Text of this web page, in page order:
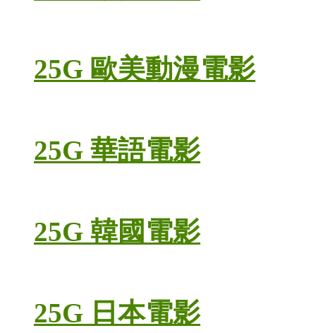
25G 歐美動漫電影
25G 華語電影
25G 韓國電影
25G 日本電影